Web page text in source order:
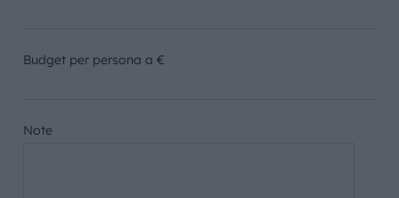
Budget per persona a €
Note